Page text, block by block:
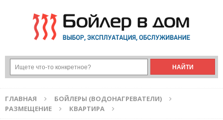
ГЛАВНАЯ
БОЙЛЕРЫ (ВОДОНАГРЕВАТЕЛИ)
РАЗМЕЩЕНИЕ
КВАРТИРА